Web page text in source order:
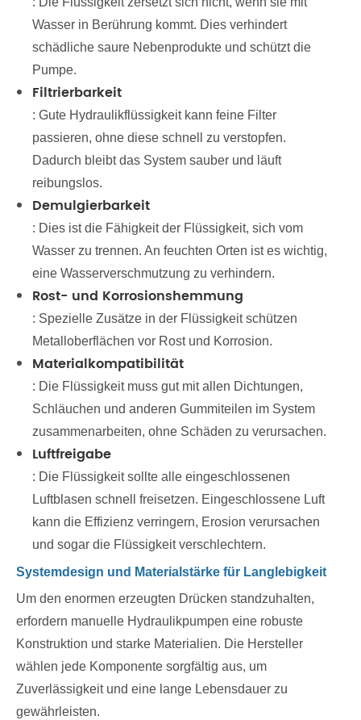
Wasser in Berührung kommt. Dies verhindert
schädliche saure Nebenprodukte und schützt die
Pumpe.
Filtrierbarkeit
: Gute Hydraulikflüssigkeit kann feine Filter
passieren, ohne diese schnell zu verstopfen.
Dadurch bleibt das System sauber und läuft
reibungslos.
Demulgierbarkeit
: Dies ist die Fähigkeit der Flüssigkeit, sich vom
Wasser zu trennen. An feuchten Orten ist es wichtig,
eine Wasserverschmutzung zu verhindern.
Rost- und Korrosionshemmung
: Spezielle Zusätze in der Flüssigkeit schützen
Metalloberflächen vor Rost und Korrosion.
Materialkompatibilität
: Die Flüssigkeit muss gut mit allen Dichtungen,
Schläuchen und anderen Gummiteilen im System
zusammenarbeiten, ohne Schäden zu verursachen.
Luftfreigabe
: Die Flüssigkeit sollte alle eingeschlossenen
Luftblasen schnell freisetzen. Eingeschlossene Luft
kann die Effizienz verringern, Erosion verursachen
und sogar die Flüssigkeit verschlechtern.
Systemdesign und Materialstärke für Langlebigkeit
Um den enormen erzeugten Drücken standzuhalten,
erfordern manuelle Hydraulikpumpen eine robuste
Konstruktion und starke Materialien. Die Hersteller
wählen jede Komponente sorgfältig aus, um
Zuverlässigkeit und eine lange Lebensdauer zu
gewährleisten.